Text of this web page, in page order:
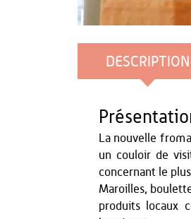
DESCRIPTION
La nouvelle
un couloir de
concernant le
Maroilles,
produits locaux